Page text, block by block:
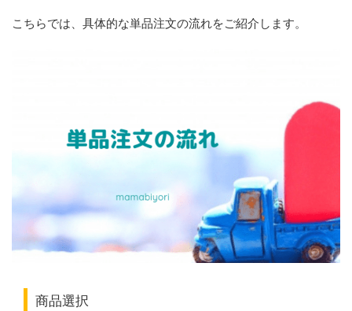
こちらでは、具体的な単品注文の流れをご紹介します。
商品選択